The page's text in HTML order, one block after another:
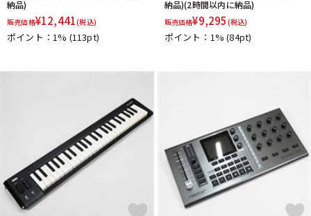
納品)
販売価格¥12,441(税込)
ポイント：1% (113pt)
納品)(2時間以内に納品)
販売価格¥9,295 (税込)
ポイント：1%(84pt)